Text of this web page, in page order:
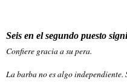
Seis en el segundo puesto
Confiere gracia a su pera.
La barba no es algo